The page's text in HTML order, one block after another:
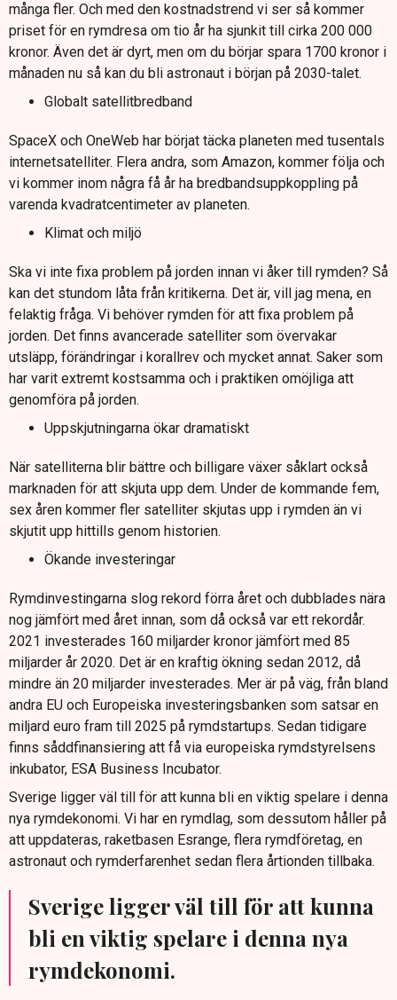
många fler. Och med den kostnadstrend vi ser så kommer
priset för en rymdresa om tio år ha sjunkit till cirka 200 000
kronor. Även det är dyrt, men om du börjar spara 1700 kronor i
månaden nu så kan du bli astronaut i början på 2030-talet.
Globalt satellitbredband
SpaceX och OneWeb har börjat täcka planeten med tusentals
internetsatelliter. Flera andra, som Amazon, kommer följa och
vi kommer inom några få år ha bredbandsuppkoppling på
varenda kvadratcentimeter av planeten.
Klimat och miljö
Ska vi inte fixa problem på jorden innan vi åker till rymden? Så
kan det stundom låta från kritikerna. Det är, vill jag mena, en
felaktig fråga. Vi behöver rymden för att fixa problem på
jorden. Det finns avancerade satelliter som övervakar
utsläpp, förändringar i korallrev och mycket annat. Saker som
har varit extremt kostsamma och i praktiken omöjliga att
genomföra på jorden.
Uppskjutningarna ökar dramatiskt
När satelliterna blir bättre och billigare växer såklart också
marknaden för att skjuta upp dem. Under de kommande fem,
sex åren kommer fler satelliter skjutas upp i rymden än vi
skjutit upp hittills genom historien.
Ökande investeringar
Rymdinvestingarna slog rekord förra året och dubblades nära
nog jämfört med året innan, som då också var ett rekordår.
2021 investerades 160 miljarder kronor jämfört med 85
miljarder år 2020. Det är en kraftig ökning sedan 2012, då
mindre än 20 miljarder investerades. Mer är på väg, från bland
andra EU och Europeiska investeringsbanken som satsar en
miljard euro fram till 2025 på rymdstartups. Sedan tidigare
finns såddfinansiering att få via europeiska rymdstyrelsens
inkubator, ESA Business Incubator.
Sverige ligger väl till för att kunna bli en viktig spelare i denna
nya rymdekonomi. Vi har en rymdlag, som dessutom håller på
att uppdateras, raketbasen Esrange, flera rymdföretag, en
astronaut och rymderfarenhet sedan flera årtionden tillbaka.
Sverige ligger väl till för att kunna
bli en viktig spelare i denna nya
rymdekonomi.